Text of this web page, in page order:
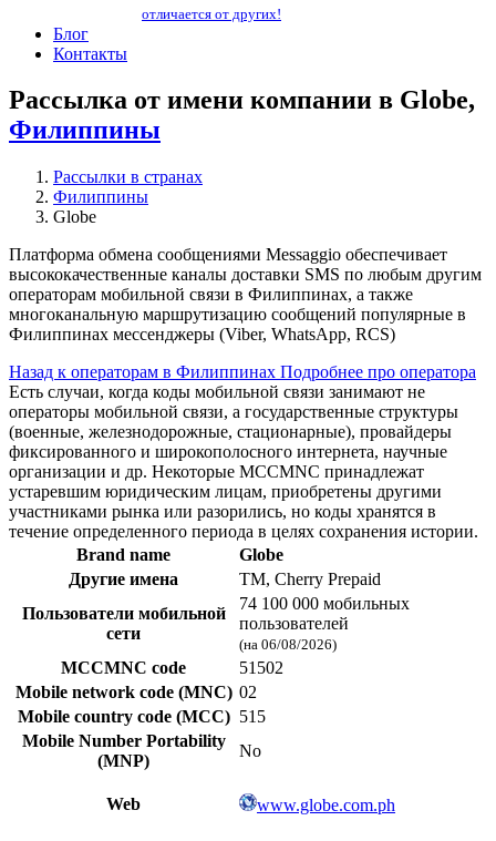
отличается от других!
Блог
Контакты
Рассылка от имени компании в Globe,
Филиппины
Рассылки в странах
Филиппины
Globe
Платформа обмена сообщениями Messaggio обеспечивает
высококачественные каналы доставки SMS по любым другим
операторам мобильной связи в Филиппинах, а также
многоканальную маршрутизацию сообщений популярные в
Филиппинах мессенджеры (Viber, WhatsApp, RCS)
Назад к операторам в Филиппинах Подробнее про оператора
Есть случаи, когда коды мобильной связи занимают не
операторы мобильной связи, а государственные структуры
(военные, железнодорожные, стационарные), провайдеры
фиксированного и широкополосного интернета, научные
организации и др. Некоторые MCCMNC принадлежат
устаревшим юридическим лицам, приобретены другими
участниками рынка или разорились, но коды хранятся в
течение определенного периода в целях сохранения истории.
Brand name
Globe
Другие имена
TM, Cherry Prepaid
Пользователи мобильной
сети
74 100 000 мобильных
пользователей
(на 06/08/2026)
MCCMNC code
51502
Mobile network code (MNC) 02
Mobile country code (MCC) 515
Mobile Number Portability
(MNP)
No
Web www.globe.com.ph